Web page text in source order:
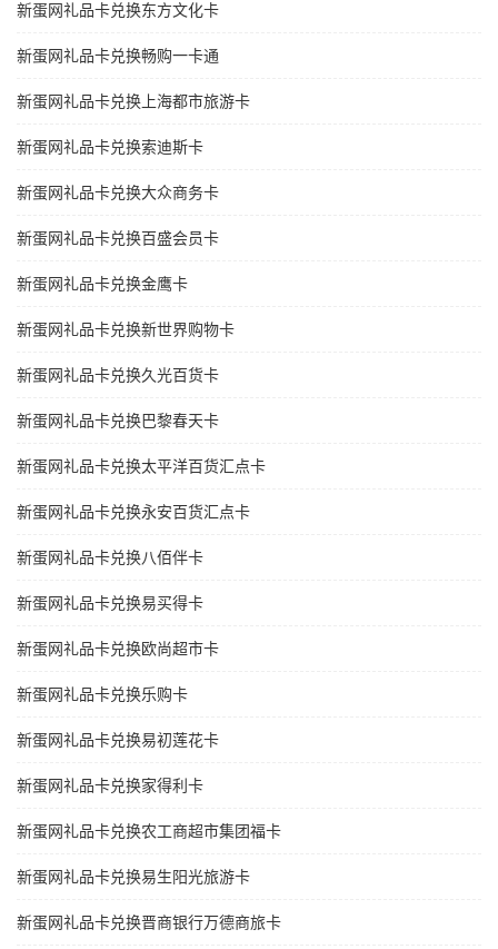
新蛋网礼品卡兑换东方文化卡
新蛋网礼品卡兑换畅购一卡通
新蛋网礼品卡兑换上海都市旅游卡
新蛋网礼品卡兑换索迪斯卡
新蛋网礼品卡兑换大众商务卡
新蛋网礼品卡兑换百盛会员卡
新蛋网礼品卡兑换金鹰卡
新蛋网礼品卡兑换新世界购物卡
新蛋网礼品卡兑换久光百货卡
新蛋网礼品卡兑换巴黎春天卡
新蛋网礼品卡兑换太平洋百货汇点卡
新蛋网礼品卡兑换永安百货汇点卡
新蛋网礼品卡兑换八佰伴卡
新蛋网礼品卡兑换易买得卡
新蛋网礼品卡兑换欧尚超市卡
新蛋网礼品卡兑换乐购卡
新蛋网礼品卡兑换易初莲花卡
新蛋网礼品卡兑换家得利卡
新蛋网礼品卡兑换农工商超市集团福卡
新蛋网礼品卡兑换易生阳光旅游卡
新蛋网礼品卡兑换晋商银行万德商旅卡